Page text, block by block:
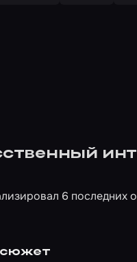
6 последних
сюжет